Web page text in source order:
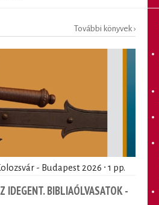
- Budapest 2026 ∙ 1 pp.
IDEGENT. BIBLIAÓLVASATOK -
További könyvek ›